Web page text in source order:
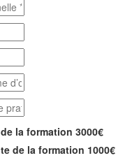
la formation 3000€
de la formation 1000€